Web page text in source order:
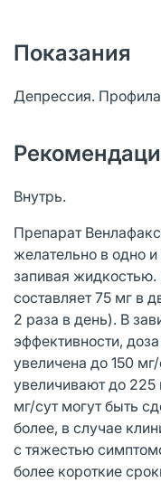
Показания
Депрессия.
Внутрь.
Препарат
желательно в одно
запивая
составляет 75 мг в
2 раза в день). В
эффективности,
увеличена до 150
увеличивают до 225
мг/сут могут быть
более, в случае
с тяжестью
более короткие